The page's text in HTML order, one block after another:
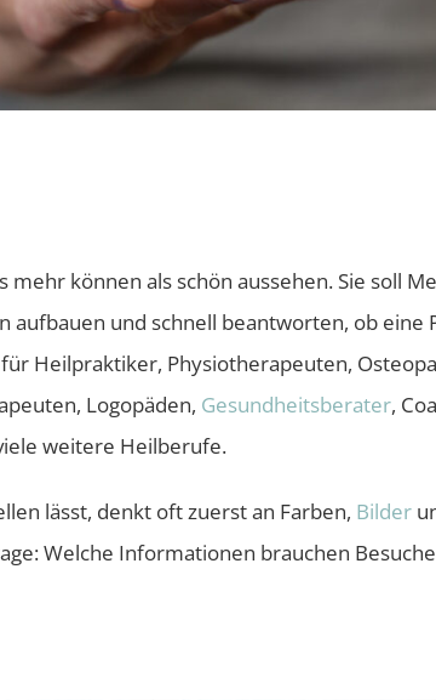
mehr können als schön aussehen. Sie soll
aufbauen und schnell beantworten, ob eine
Heilpraktiker, Physiotherapeuten,
Logopäden, Gesundheitsberater,
weitere Heilberufe.
lässt, denkt oft zuerst an Farben, Bilder
Welche Informationen brauchen